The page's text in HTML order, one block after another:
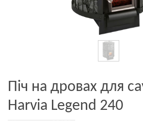
Піч на дровах для
Harvia Legend 240